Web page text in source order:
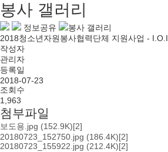
봉사 갤러리
정보공유
봉사 갤러리
2018청소년자원봉사협력단체 지원사업 - I.O.I
작성자
관리자
등록일
2018-07-23
조회수
1,963
첨부파일
보도용.jpg (152.9K)[2]
20180723_152750.jpg (186.4K)[2]
20180723_155922.jpg (212.4K)[2]